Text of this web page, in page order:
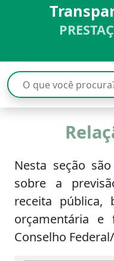
Nesta seção
sobre a
receita pública,
orçamentária e
Conselho